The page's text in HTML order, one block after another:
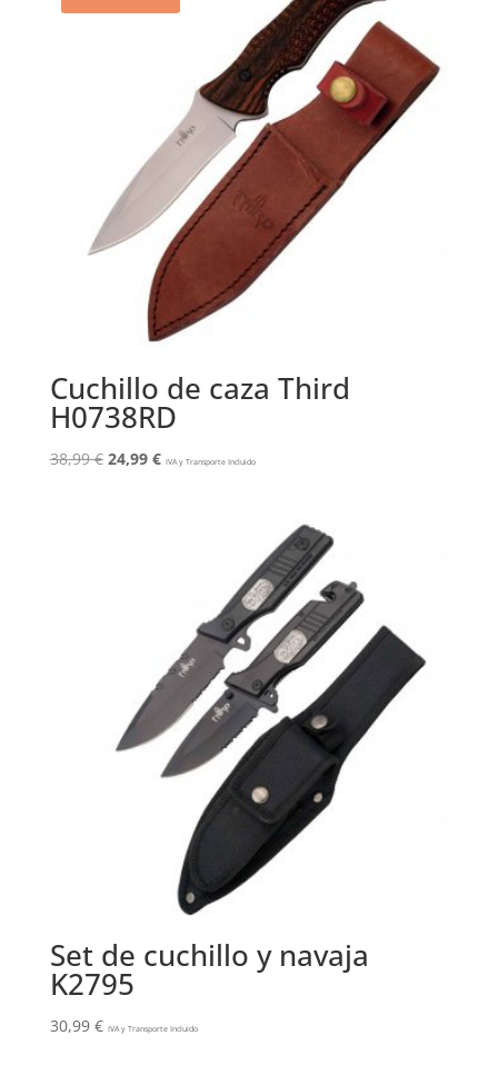
Cuchillo de caza Third
H0738RD
38,99€ El
24,99 €ElIVA y Transporte Incluido
Set de cuchillo y navaja
K2795
30,99 € IVA y Transporte Incluido